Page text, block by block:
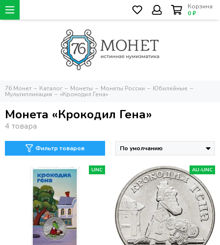
Корзина
0 ₽
76 Монет Каталог Монеты Монеты России Юбилейные
Мультипликация «Крокодил Гена»
Монета «Крокодил Гена»
Фильтр товаров
UNC AU-UNC